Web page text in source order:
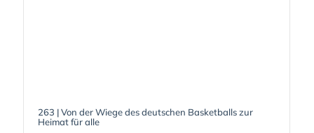
263 | Von der Wiege des deutschen Basketballs zur
Heimat für alle